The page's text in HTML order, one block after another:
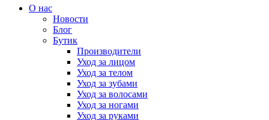
О нас
Новости
Блог
Бутик
Производители
Уход за лицом
Уход за телом
Уход за зубами
Уход за волосами
Уход за ногами
Уход за руками